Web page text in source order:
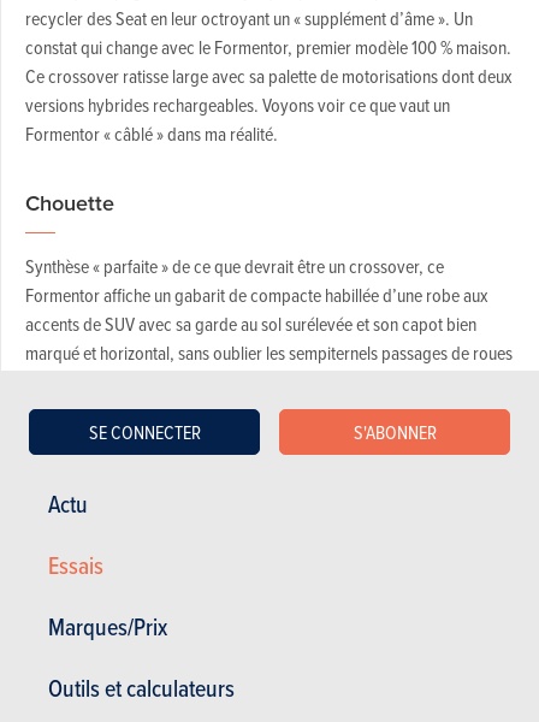
Actu
Essais
Marques/Prix
Outils et calculateurs
SE CONNECTER S'ABONNER
recycler des Seat en leur octroyant un « supplément d’âme ». Un
constat qui change avec le Formentor, premier modèle 100 % maison.
Ce crossover ratisse large avec sa palette de motorisations dont deux
versions hybrides rechargeables. Voyons voir ce que vaut un
Formentor « câblé » dans ma réalité.
Chouette
Synthèse « parfaite » de ce que devrait être un crossover, ce
Formentor affiche un gabarit de compacte habillée d’une robe aux
accents de SUV avec sa garde au sol surélevée et son capot bien
marqué et horizontal, sans oublier les sempiternels passages de roues
Personnellement, je trouve la ligne très réussie et équilibrée et
j’apprécie que, contrairement à un suv classique, la hauteur absolue
position de conduite fait davantage penser à une Seat Leon qu’à un
Le style intérieur, s’il manque de cohérence avec la robe extérieure,
défauts, j’y reviendrai. En termes d’habitabilité, l’espace disponible
gamines bien installées dans leur siège enfant. Mention bien au toit